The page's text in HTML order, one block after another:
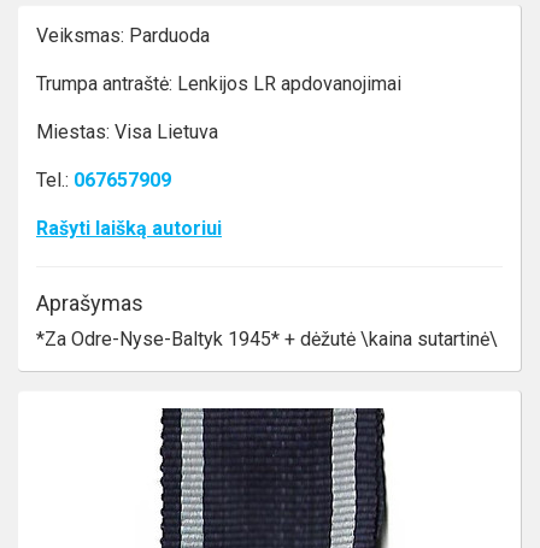
Veiksmas: Parduoda
Trumpa antraštė: Lenkijos LR apdovanojimai
Miestas: Visa Lietuva
Tel.: 067657909
Rašyti laišką autoriui
Aprašymas
*Za Odre-Nyse-Baltyk 1945* + dėžutė \kaina sutartinė\